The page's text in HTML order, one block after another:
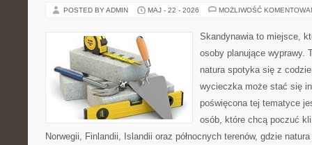
POSTED BY ADMIN MAJ - 22 - 2026 MOŻLIWOŚĆ
Skandynawia to miejsce,
osoby planujące wyprawy.
natura spotyka się z
wycieczka może stać się
poświęcona tej tematyce
osób, które chcą poczuć
Norwegii, Finlandii, Islandii oraz północnych terenów, gdzie